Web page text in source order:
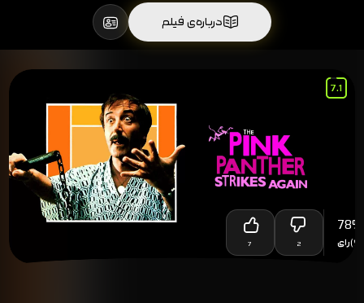
درباره‌ی فیلم
7.1
%
78
رای 2
7